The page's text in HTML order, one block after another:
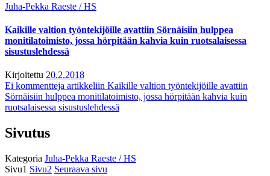
Juha-Pekka Raeste / HS
Kaikille valtion työntekijöille avattiin Sörnäisiin hulppea
monitila­toimisto, jossa hörpitään kahvia kuin ruotsalaisessa
sisustuslehdessä
Kirjoitettu 20.2.2018
Ei kommentteja artikkeliin Kaikille valtion työntekijöille avattiin
Sörnäisiin hulppea monitila­toimisto, jossa hörpitään kahvia kuin
ruotsalaisessa sisustuslehdessä
Sivutus
Kategoria Juha-Pekka Raeste / HS
Sivu1 Sivu2 Seuraava sivu